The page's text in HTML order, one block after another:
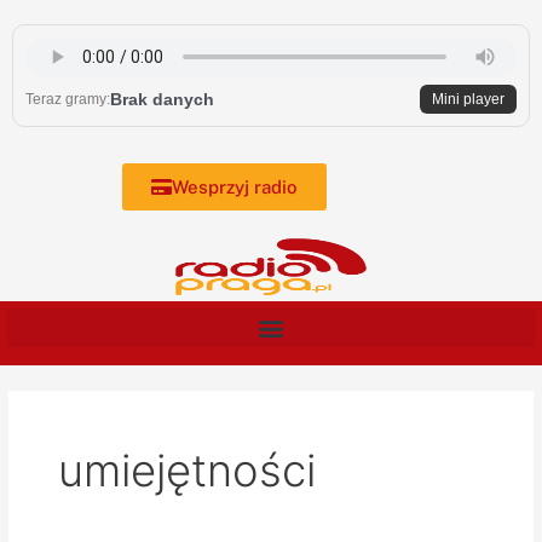
content
Teraz gramy:Brak danych Mini player
Wesprzyj radio
umiejętności